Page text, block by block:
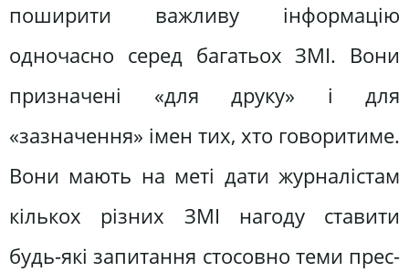
поширити важливу інформацію
одночасно серед багатьох ЗМІ. Вони
призначені «для друку» і для
«зазначення» імен тих, хто говоритиме.
Вони мають на меті дати журналістам
кількох різних ЗМІ нагоду ставити
будь-які запитання стосовно теми прес-